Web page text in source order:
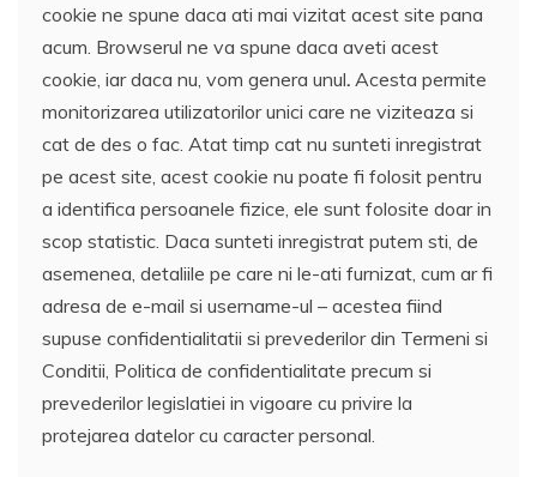
cookie ne spune daca ati mai vizitat acest site pana
acum. Browserul ne va spune daca aveti acest
cookie, iar daca nu, vom genera unul. Acesta permite
monitorizarea utilizatorilor unici care ne viziteaza si
cat de des o fac. Atat timp cat nu sunteti inregistrat
pe acest site, acest cookie nu poate fi folosit pentru
a identifica persoanele fizice, ele sunt folosite doar in
scop statistic. Daca sunteti inregistrat putem sti, de
asemenea, detaliile pe care ni le-ati furnizat, cum ar fi
adresa de e-mail si username-ul – acestea fiind
supuse confidentialitatii si prevederilor din Termeni si
Conditii, Politica de confidentialitate precum si
prevederilor legislatiei in vigoare cu privire la
protejarea datelor cu caracter personal.